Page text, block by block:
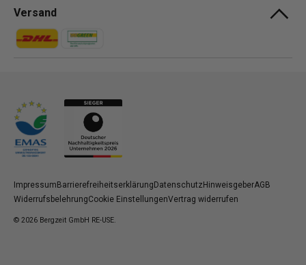
Versand
Zahlungsmethoden
Zahlungsmethoden
ImpressumBarrierefreiheitserklärungDatenschutzHinweisgeberAGB
WiderrufsbelehrungCookie EinstellungenVertrag widerrufen
© 2026 Bergzeit GmbH RE-USE.